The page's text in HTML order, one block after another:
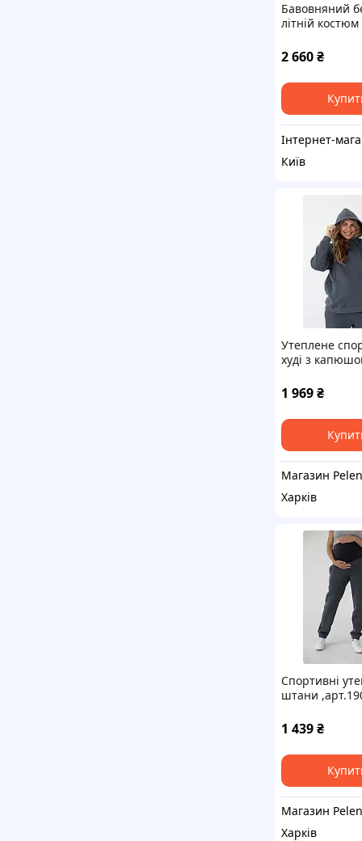
Бавовняний
літній костюм
вагітних та
2 660₴
Київ
Утеплене
худі з
"Warm&cosy"
1 969₴
Харків
Спортивні
штани
(графіт)
1 439₴
Харків